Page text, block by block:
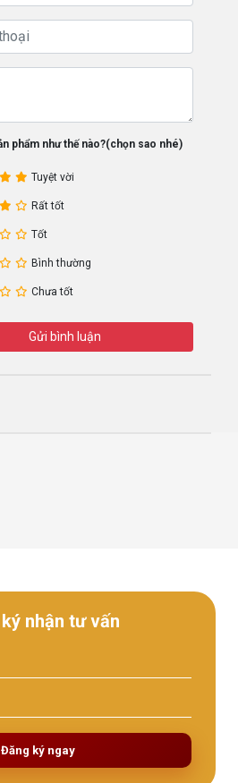
phẩm như thế nào?(chọn sao nhé)
Tuyệt vời
Rất tốt
Tốt
Bình thường
Chưa tốt
Gửi bình luận
nhận tư vấn
Đăng ký ngay